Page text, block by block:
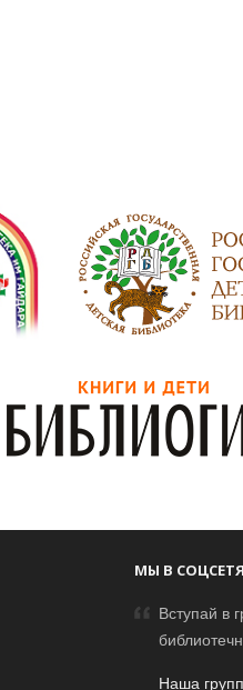
МЫ В
Вступай в
Наша